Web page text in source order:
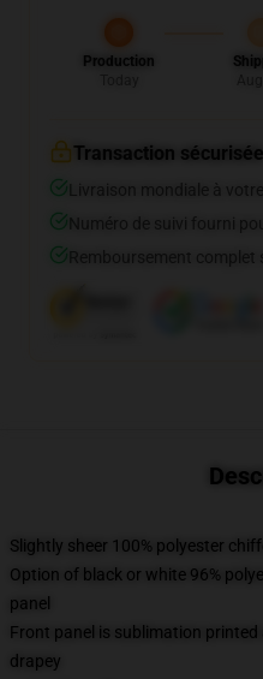
Production
Transaction sécurisée
Livraison mondiale à
Numéro de suivi fourni
Remboursement
Slightly sheer 100% polyester
Option of black or white 96%
panel
Front panel is sublimation
drapey